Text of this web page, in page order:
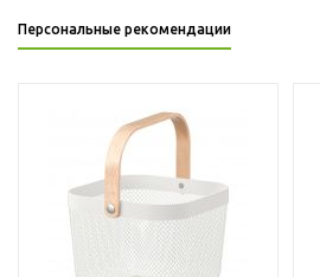
Персональные рекомендации